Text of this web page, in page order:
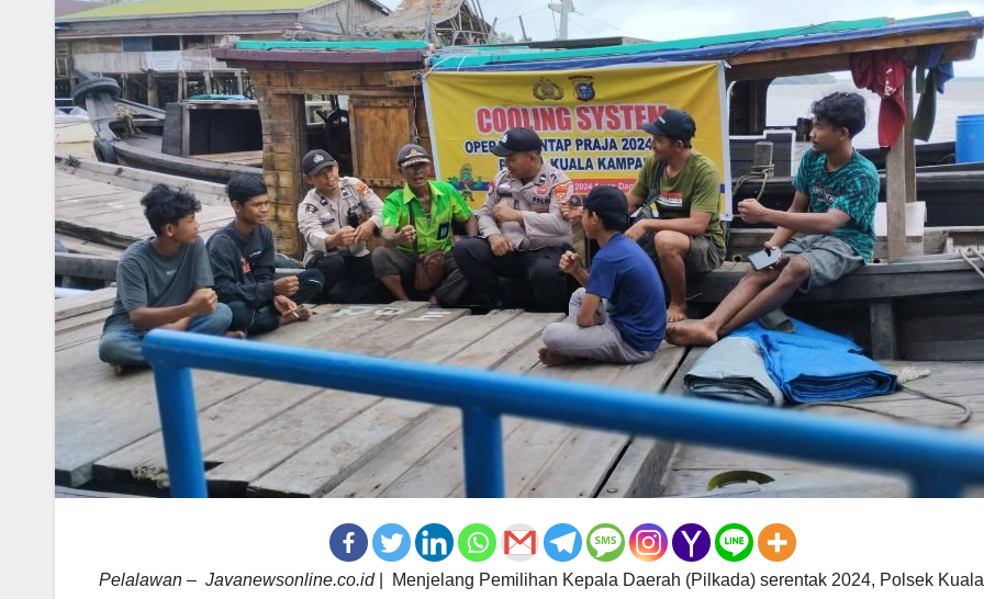
Pelalawan – Javanewsonline.co.id| Menjelang Pemilihan Kepala Daerah (Pilkada) serentak 2024, Polsek Kuala